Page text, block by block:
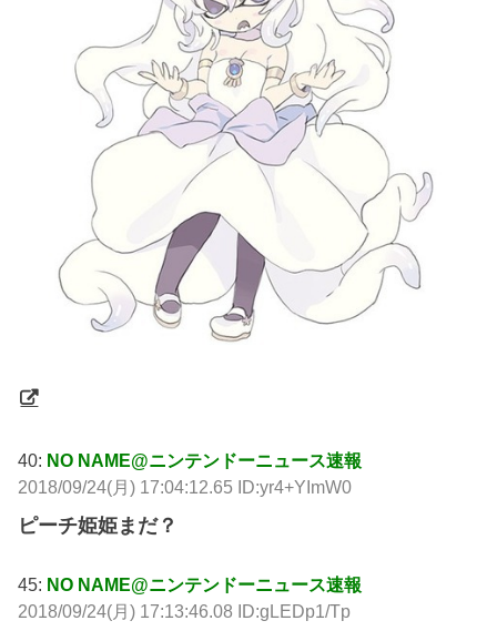
40: NO NAME@ニンテンドーニュース速報
2018/09/24(月) 17:04:12.65 ID:yr4+YImW0
ピーチ姫姫まだ？
45: NO NAME@ニンテンドーニュース速報
2018/09/24(月) 17:13:46.08 ID:gLEDp1/Tp